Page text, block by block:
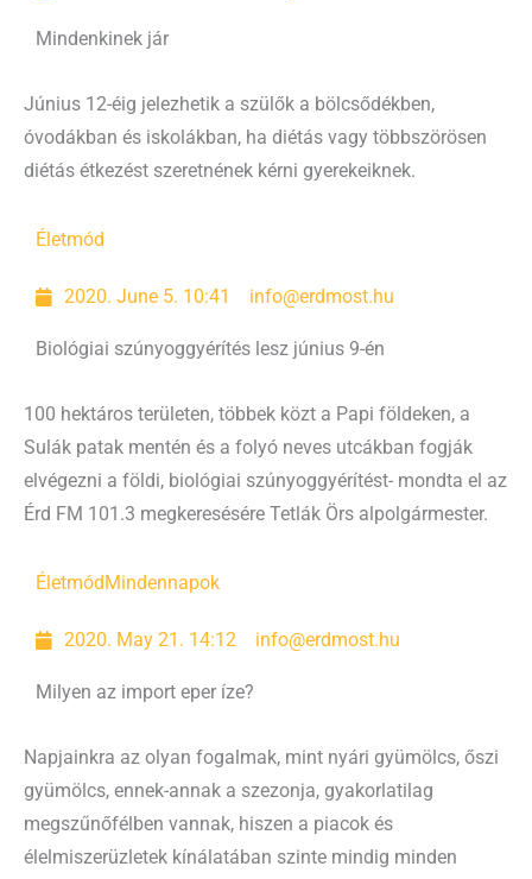
Mindenkinek jár
Június 12-éig jelezhetik a szülők a bölcsődékben,
óvodákban és iskolákban, ha diétás vagy többszörösen
diétás étkezést szeretnének kérni gyerekeiknek.
Életmód
2020. June 5. 10:41 info@erdmost.hu
Biológiai szúnyoggyérítés lesz június 9-én
100 hektáros területen, többek közt a Papi földeken, a
Sulák patak mentén és a folyó neves utcákban fogják
elvégezni a földi, biológiai szúnyoggyérítést- mondta el az
Érd FM 101.3 megkeresésére Tetlák Örs alpolgármester.
Életmód Mindennapok
2020. May 21. 14:12 info@erdmost.hu
Milyen az import eper íze?
Napjainkra az olyan fogalmak, mint nyári gyümölcs, őszi
gyümölcs, ennek-annak a szezonja, gyakorlatilag
megszűnőfélben vannak, hiszen a piacok és
élelmiszerüzletek kínálatában szinte mindig minden